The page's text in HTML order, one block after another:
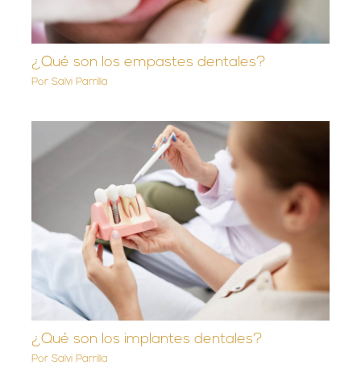
¿Qué son los empastes dentales?
PorSalvi Parrilla
¿Qué son los implantes dentales?
PorSalvi Parrilla